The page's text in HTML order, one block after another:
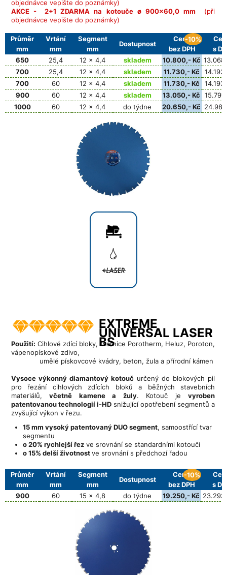
objednávce vepište do poznámky)
AKCE - 2+1 ZDARMA na kotouče ø 900x60,0 mm
(při
objednávce vepište do poznámky)
Průměr
mm
Vrtání
mm
Segment
mm
Dostupnost
Cena
bez DPH
-10%
s
650
25,4 12 x 4,4 skladem 10.800,- Kč
700
25,4 12 x 4,4 skladem 11.730,- Kč
700
60 12 x 4,4 skladem 11.730,- Kč
900
60 12 x 4,4 skladem 13.050,- Kč
1000
60 12 x 4,4 do týdne 20.650,- Kč
EXTREME
UNIVERSAL LASER
BS
Použití: Cihlové zdící bloky, tvárnice Porotherm, Heluz, Poroton,
vápenopískové zdivo,
umělé pískovcové kvádry, beton, žula a přírodní kámen
Vysoce výkonný diamantový kotouč určený do blokových pil
pro řezání cihlových zdících bloků a běžných stavebních
materiálů,včetně kamene a žuly. Kotouč jevyroben
patentovanou technologií i-HD snižující opotřebení segmentů a
zvyšující výkon v řezu.
15 mm vysoký patentovaný DUO segment, samoostřící tvar
segmentu
o 20% rychlejší řez ve srovnání se standardními kotouči
o 15% delší životnostve srovnání s předchozí řadou
Průměr
mm
Vrtání
mm
Segment
mm
Dostupnost
Cena
bez DPH
-10%
s
900
60 15 x 4,8 do týdne 19.250,- Kč